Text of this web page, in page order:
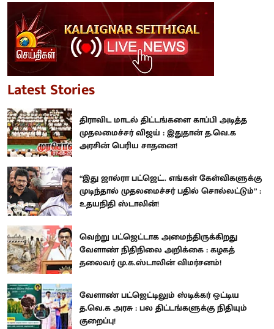
Latest Stories
திராவிட மாடல் திட்டங்களை காப்பி அடித்த
முதலமைச்சர் விஜய் : இதுதான் த.வெ.க
அரசின் பெரிய சாதனை!
“இது ஜால்ரா பட்ஜெட்.. எங்கள் கேள்விகளுக்கு
முடிந்தால் முதலமைச்சர் பதில் சொல்லட்டும்” :
உதயநிதி ஸ்டாலின்!
வெற்று பட்ஜெட்டாக அமைந்திருக்கிறது
வேளாண் நிதிநிலை அறிக்கை : கழகத்
தலைவர் மு.க.ஸ்டாலின் விமர்சனம்!
வேளாண் பட்ஜெட்டிலும் ஸ்டிக்கர் ஒட்டிய
த.வெ.க அரசு : பல திட்டங்களுக்கு நிதியும்
குறைப்பு!